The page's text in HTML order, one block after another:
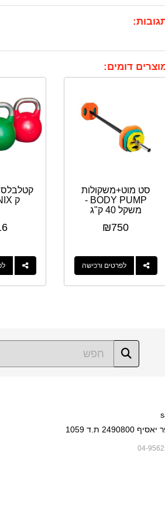
דומים:
סט מוט+משקולות
BODY PUMP -
משקל 40 ק"ג
₪750
לפרטים ורכישה
ק PHOENIX
ת.ד 1059
04-